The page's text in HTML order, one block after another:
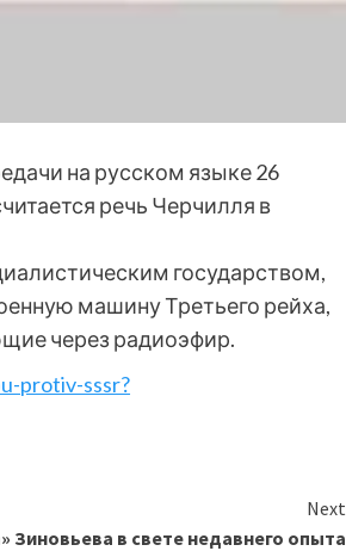
на русском языке 26
речь Черчилля в
государством,
машину Третьего рейха,
через радиоэфир.
protiv-sssr?
Next
Зиновьева в свете недавнего опыта